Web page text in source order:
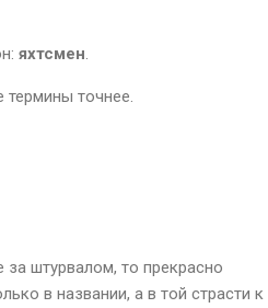
яхтсмен
термины точнее.
за штурвалом, то прекрасно
в названии, а в той страсти к